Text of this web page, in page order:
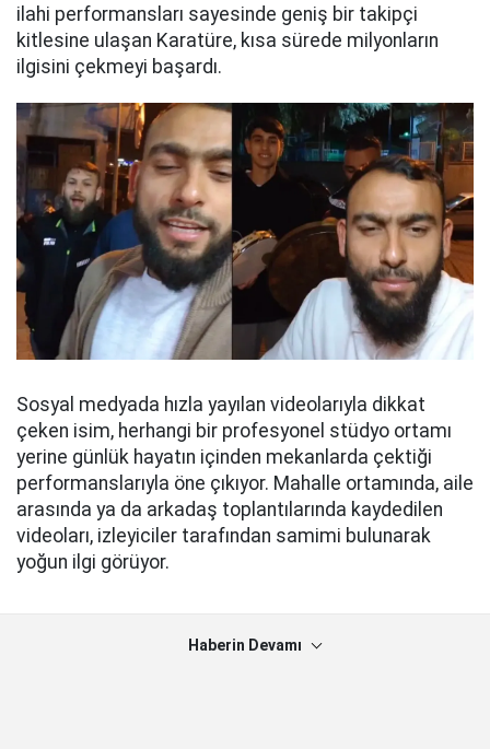
ilahi performansları sayesinde geniş bir takipçi
kitlesine ulaşan Karatüre, kısa sürede milyonların
ilgisini çekmeyi başardı.
Sosyal medyada hızla yayılan videolarıyla dikkat
çeken isim, herhangi bir profesyonel stüdyo ortamı
yerine günlük hayatın içinden mekanlarda çektiği
performanslarıyla öne çıkıyor. Mahalle ortamında, aile
arasında ya da arkadaş toplantılarında kaydedilen
videoları, izleyiciler tarafından samimi bulunarak
yoğun ilgi görüyor.
Haberin Devamı